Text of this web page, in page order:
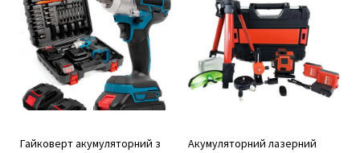
Гайковерт акумуляторний з
Акумуляторний лазерний